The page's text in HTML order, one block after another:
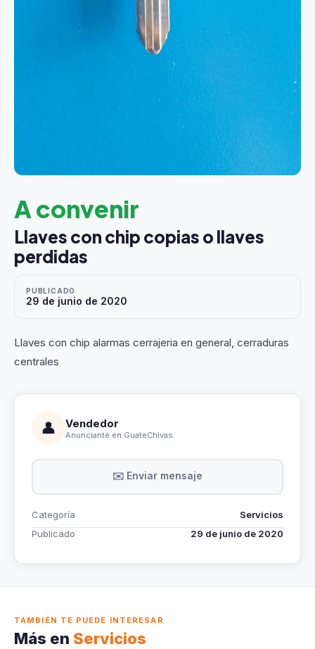
A convenir
Llaves con chip copias o llaves
perdidas
PUBLICADO
29 de junio de 2020
Llaves con chip alarmas cerrajeria en general, cerraduras
centrales
👤 Vendedor
Anunciante en GuateChivas
✉️ Enviar mensaje
Categoría
Servicios
Publicado
29 de junio de 2020
TAMBIÉN TE PUEDE INTERESAR
Más en Servicios